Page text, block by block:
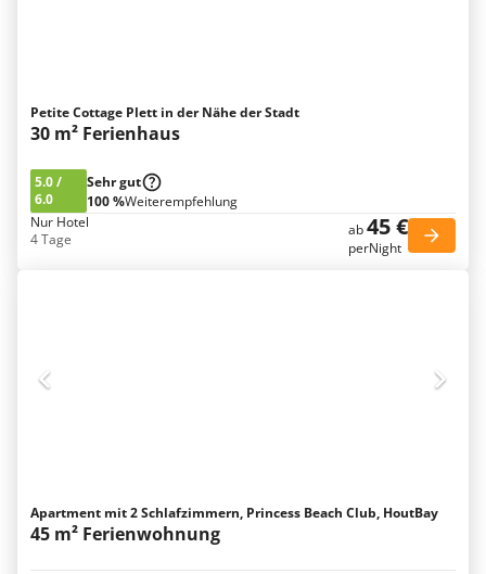
Petite Cottage Plett in der Nähe der Stadt
30 m² Ferienhaus
5.0/
6.0
Sehr gut
100 %Weiterempfehlung
Nur Hotel
4 Tage
ab45 €
perNight
Apartment mit 2 Schlafzimmern, Princess Beach Club, HoutBay
45 m² Ferienwohnung